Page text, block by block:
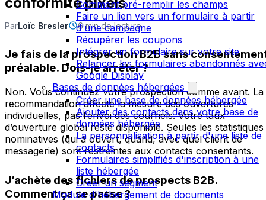
Comment pré-remplir les champs
Faire un lien vers un formulaire à partir
d'une campagne
Récupérer les coupons
Intégrer un formulaire sur votre site
Relancer les formulaires abandonnés
Google Display
Bases de données hébergées
Créer une base de données hébergée
Ajouter des contacts dans votre base de
données hébergée
La personnalisation à partir d'une liste de
contacts
Formulaires simplifiés d'inscription à une
liste hébergée
Créer un segment
Module d'hébergement de documents
ParLoïc Bresler 6 min de lecture
Je fais de la prospection B2B sans
préalable. Dois-je arrêter ?
Non. Vous continuez votre prospection comme avant. La
recommandation affecte la mesure des ouvertures
individuelles, pas l’envoi des courriels. Votre taux
d’ouverture global reste disponible. Seules les statistiques
nominatives (qui a ouvert, quand, avec quel client de
messagerie) sont restreintes aux contacts consentants.
J’achète des fichiers de prospects B2B.
Comment ça se passe ?